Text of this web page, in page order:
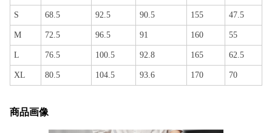
S 68.5 92.5 90.5 155 47.5
M 72.5 96.5 91 160 55
L 76.5 100.5 92.8 165 62.5
XL 80.5 104.5 93.6 170 70
商品画像